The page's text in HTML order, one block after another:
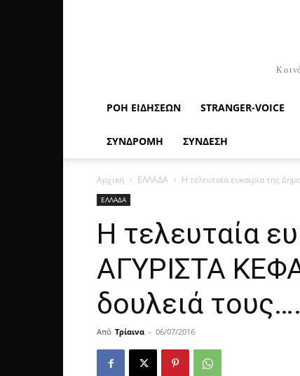
ΡΟΉ ΕΙΔΉΣΕΩΝ STRANGER-VOICE
ΣΥΝΔΡΟΜΗ ΣΥΝΔΕΣΗ
Αρχική ΕΛΛΑΔΑ Η τελευταία ευκαιρία της
ΕΛΛΑΔΑ
Η τελευταία
ΑΓΥΡΙΣΤΑ
δουλειά
Από Τρίαινα - 06/07/2016